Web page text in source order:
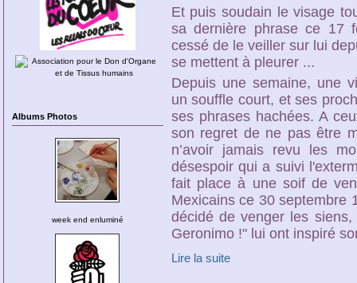
Albums Photos
week end enluminé
Et puis soudain le visage
sa dernière phrase ce 17
cessé de le veiller sur lui
se mettent à pleurer ...
Depuis une semaine, une
un souffle court, et ses
ses phrases hachées. A
son regret de ne pas être
n’avoir jamais revu les
désespoir qui a suivi
fait place à une soif de
Mexicains ce 30 septembre
décidé de venger les
Geronimo !" lui ont inspiré
Lire la suite